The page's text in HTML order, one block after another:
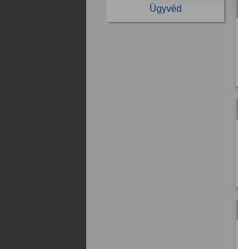
Ügyvéd